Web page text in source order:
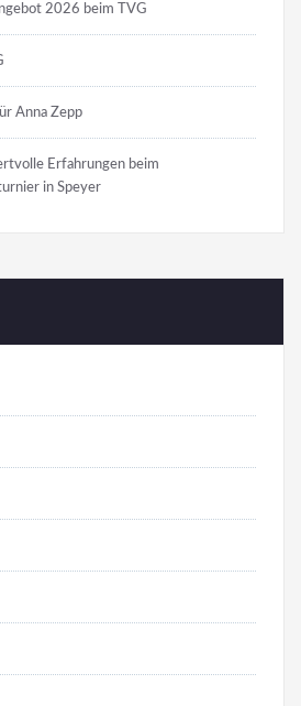
2026 beim TVG
Anna Zepp
Erfahrungen beim
in Speyer